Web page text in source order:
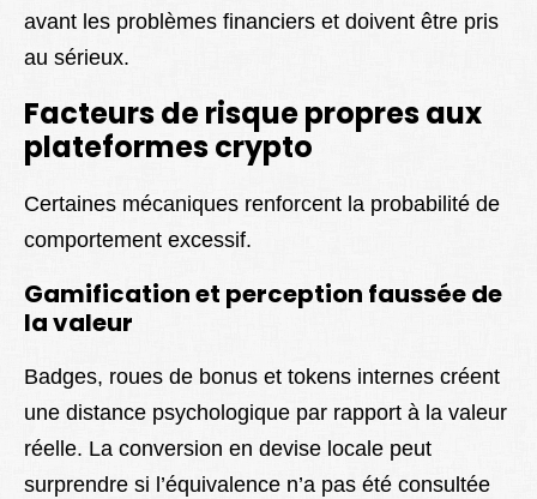
avant les problèmes financiers et doivent être pris
au sérieux.
Facteurs de risque propres aux
plateformes crypto
Certaines mécaniques renforcent la probabilité de
comportement excessif.
Gamification et perception faussée de
la valeur
Badges, roues de bonus et tokens internes créent
une distance psychologique par rapport à la valeur
réelle. La conversion en devise locale peut
surprendre si l’équivalence n’a pas été consultée